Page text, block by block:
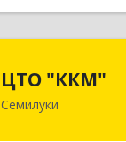
ЦТО "ККМ"
Семилуки